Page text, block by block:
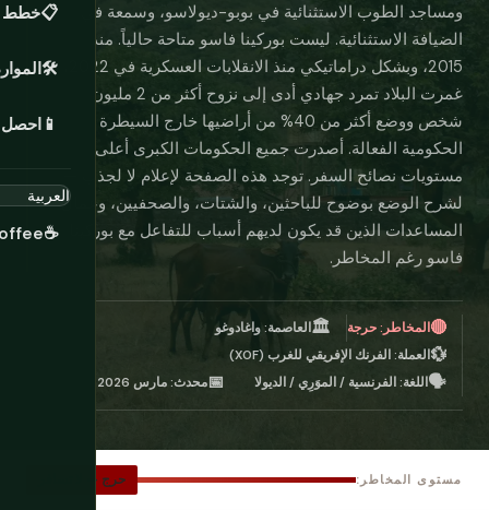
📋خطط
🛠️
📱 احصل
☕
ومساجد الطوب الاستثنائية في بوبو-ديولاسو، وسمعة في
الضيافة الاستثنائية. ليست بوركينا فاسو متاحة حالياً. منذ
غمرت البلاد تمرد جهادي أدى إلى نزوح أكثر من 2 مليون
شخص ووضع أكثر من 40% من أراضيها خارج السيطرة
الحكومية الفعالة. أصدرت جميع الحكومات الكبرى أعلى
مستويات نصائح السفر. توجد هذه الصفحة لإعلام لا لجذب —
لشرح الوضع بوضوح للباحثين، والشتات، والصحفيين، وعمال
المساعدات الذين قد يكون لديهم أسباب للتفاعل مع بوركينا
فاسو رغم المخاطر.
🔴المخاطر: حرجة 🏛️العاصمة: واغادوغو
💱العملة: الفرنك الإفريقي للغرب (XOF)
🗣️اللغة: الفرنسية / الموَرِي / الديولا 📅محدث: مارس 2026
مستوى المخاطر: حرج — لا تسافر